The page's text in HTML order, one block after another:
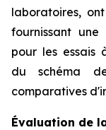
laboratoires,
fournissant
pour les essais
du schéma
comparatives
Évaluation de